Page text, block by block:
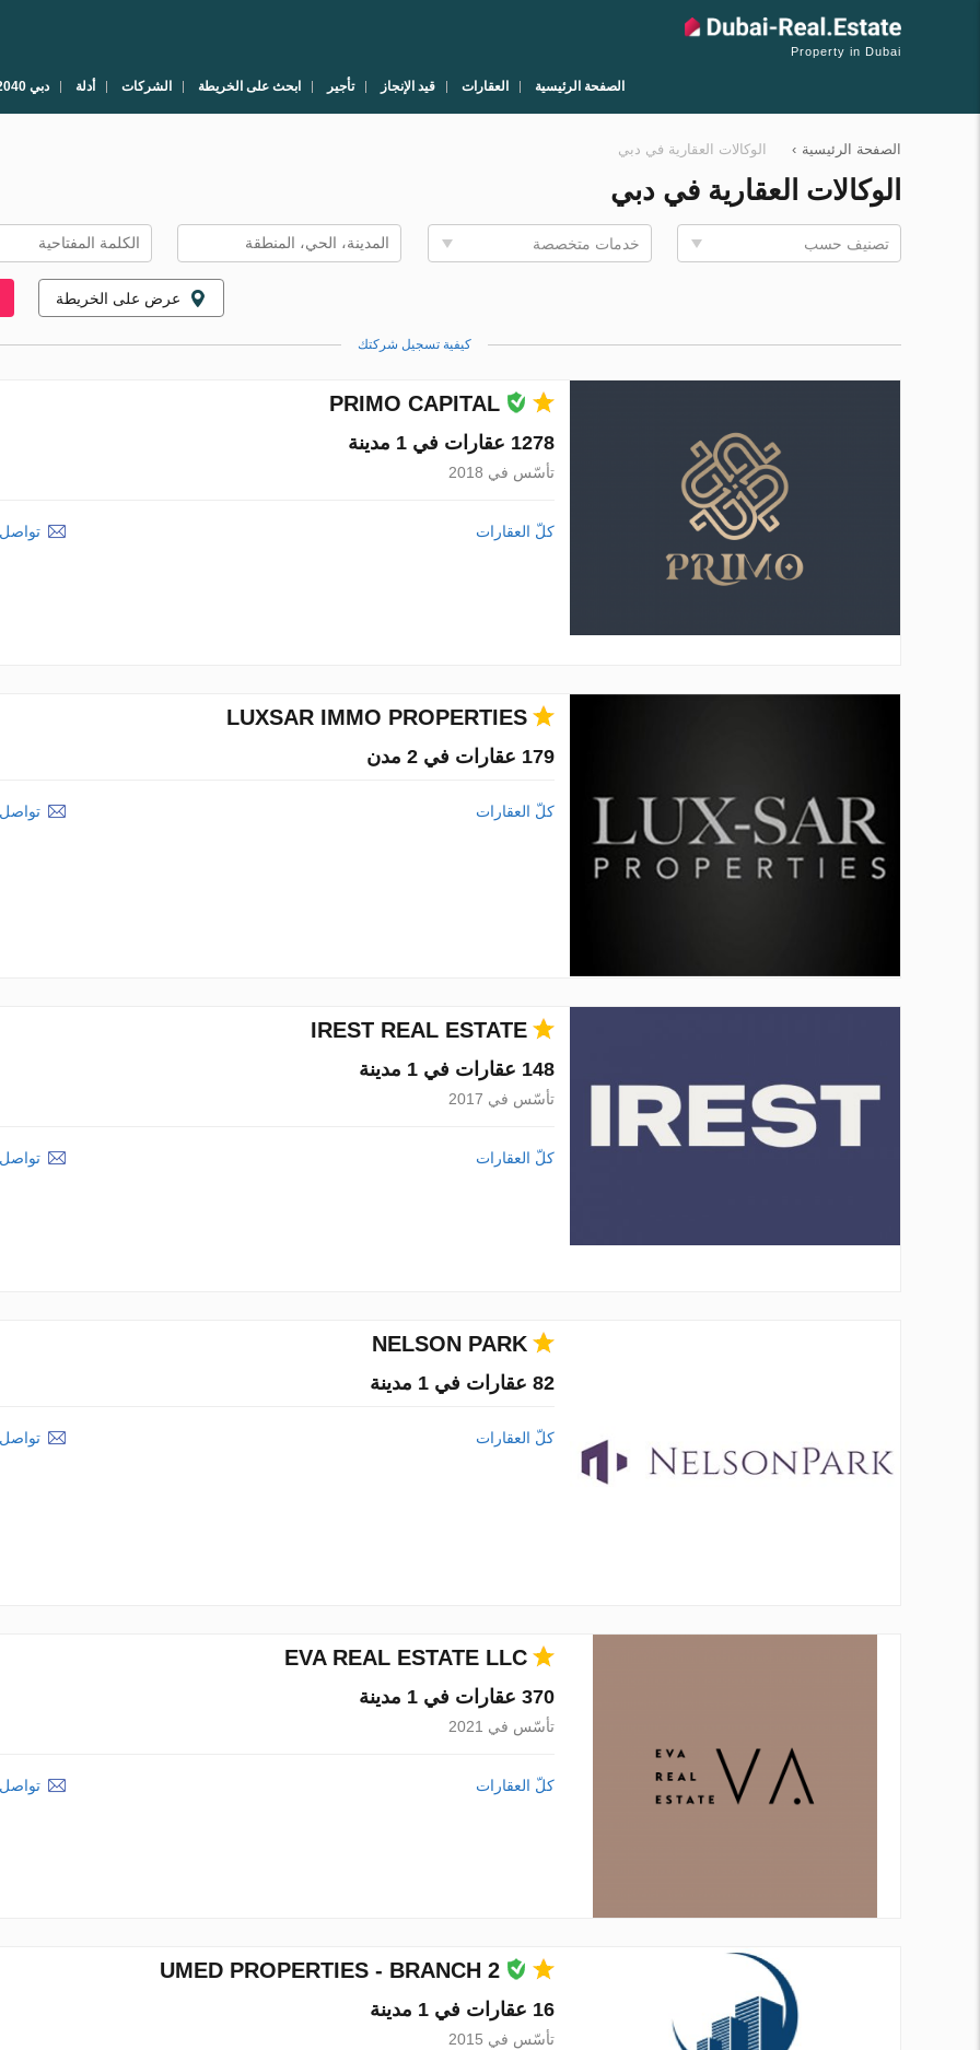
Property in Dubai
الصفحة الرئيسية العقارات قيد الإنجاز تأجير ابحث على الخريطة الشركات أدلة دبي 2040
الصفحة الرئيسية › الوكالات العقارية في دبي
الوكالات العقارية في دبي
تصنيف حسب خدمات متخصصة
عرض على الخريطة
كيفية تسجيل شركتك
PRIMO CAPITAL
1278 عقارات في 1 مدينة
تأسّس في 2018
كلّ العقارات تواصل
LUXSAR IMMO PROPERTIES
179 عقارات في 2 مدن
كلّ العقارات تواصل
IREST REAL ESTATE
148 عقارات في 1 مدينة
تأسّس في 2017
كلّ العقارات تواصل
NELSON PARK
82 عقارات في 1 مدينة
كلّ العقارات تواصل
EVA REAL ESTATE LLC
370 عقارات في 1 مدينة
تأسّس في 2021
كلّ العقارات تواصل
UMED PROPERTIES - BRANCH 2
16 عقارات في 1 مدينة
تأسّس في 2015